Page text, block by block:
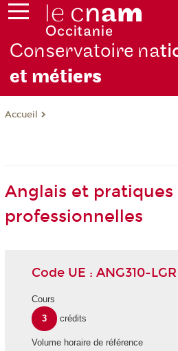
Conservatoire na
et métiers
Accueil
Anglais et pratiques
professionnelles
Code UE : ANG310-LGR
Cours
3
crédits
Volume horaire de référence